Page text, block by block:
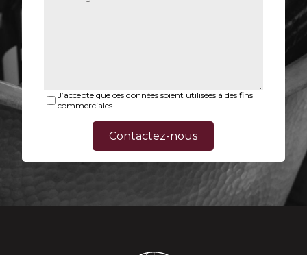
J’accepte que ces données soient utilisées à des fins
commerciales
Contactez-nous